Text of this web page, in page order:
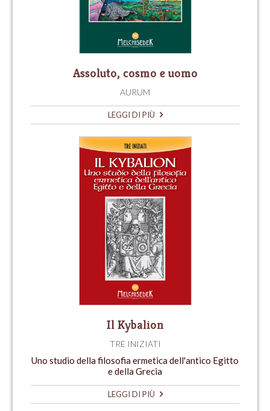
Assoluto, cosmo e uomo
AURUM
LEGGI DI PIÙ
Il Kybalion
TRE INIZIATI
Uno studio della filosofia ermetica dell'antico Egitto
e della Grecia
LEGGI DI PIÙ